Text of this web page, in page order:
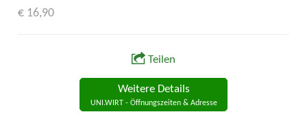
€ 16,90
Teilen
Weitere Details
UNI.WIRT - Öffnungszeiten & Adresse